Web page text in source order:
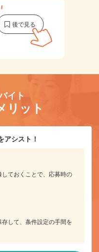
イト
リット
アシスト！
ておくことで、応募時の
して、条件設定の手間を